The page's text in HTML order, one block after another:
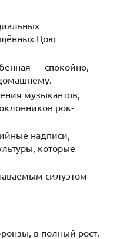
Цою
— спокойно,
музыкантов,
рок-
надписи,
которые
силуэтом
в полный рост.